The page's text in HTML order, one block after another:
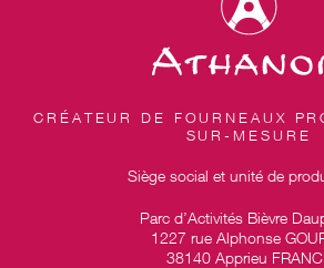
CRÉATEUR DE FOURNEAUX
SUR-MESURE
Siège social et unité de
Parc d’Activités Bièvre
1227 rue Alphonse
38140 Apprieu